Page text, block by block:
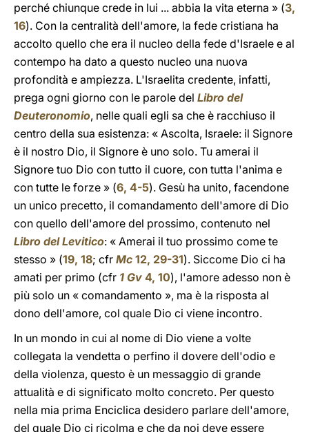
perché chiunque crede in lui ... abbia la vita eterna » (3,
16). Con la centralità dell'amore, la fede cristiana ha
accolto quello che era il nucleo della fede d'Israele e al
contempo ha dato a questo nucleo una nuova
profondità e ampiezza. L'Israelita credente, infatti,
prega ogni giorno con le parole del Libro del
Deuteronomio, nelle quali egli sa che è racchiuso il
centro della sua esistenza: « Ascolta, Israele: il Signore
è il nostro Dio, il Signore è uno solo. Tu amerai il
Signore tuo Dio con tutto il cuore, con tutta l'anima e
con tutte le forze » (6, 4-5). Gesù ha unito, facendone
un unico precetto, il comandamento dell'amore di Dio
con quello dell'amore del prossimo, contenuto nel
Libro del Levitico: « Amerai il tuo prossimo come te
stesso » (19, 18; cfr Mc 12, 29-31). Siccome Dio ci ha
amati per primo (cfr 1 Gv 4, 10), l'amore adesso non è
più solo un « comandamento », ma è la risposta al
dono dell'amore, col quale Dio ci viene incontro.
In un mondo in cui al nome di Dio viene a volte
collegata la vendetta o perfino il dovere dell'odio e
della violenza, questo è un messaggio di grande
attualità e di significato molto concreto. Per questo
nella mia prima Enciclica desidero parlare dell'amore,
del quale Dio ci ricolma e che da noi deve essere